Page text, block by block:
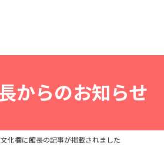
からのお知らせ
化欄に館長の記事が掲載されました